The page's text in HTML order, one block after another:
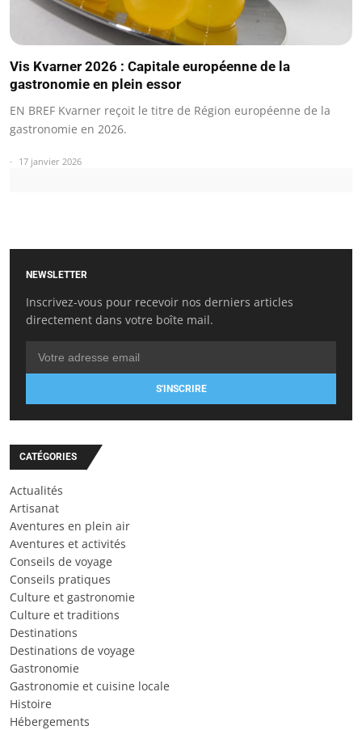
Vis Kvarner 2026 : Capitale européenne de la
gastronomie en plein essor
EN BREF Kvarner reçoit le titre de Région européenne de la
gastronomie en 2026.
17 janvier 2026
NEWSLETTER
Inscrivez-vous pour recevoir nos derniers articles
directement dans votre boîte mail.
S'INSCRIRE
CATÉGORIES
Actualités
Artisanat
Aventures en plein air
Aventures et activités
Conseils de voyage
Conseils pratiques
Culture et gastronomie
Culture et traditions
Destinations
Destinations de voyage
Gastronomie
Gastronomie et cuisine locale
Histoire
Hébergements